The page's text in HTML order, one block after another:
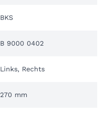
BKS
B 9000 0402
Links, Rechts
270 mm